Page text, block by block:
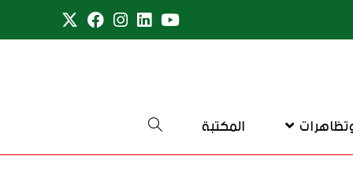
المكتبة